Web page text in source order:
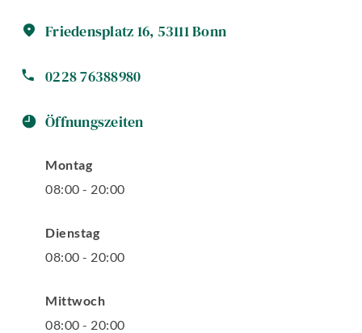
Friedensplatz 16, 53111Bonn
0228 76388980
Öffnungszeiten
Montag
08:00 - 20:00
Dienstag
08:00 - 20:00
Mittwoch
08:00 - 20:00